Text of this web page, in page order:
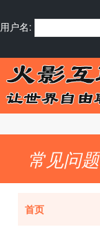
用户名:
常见问题
首页